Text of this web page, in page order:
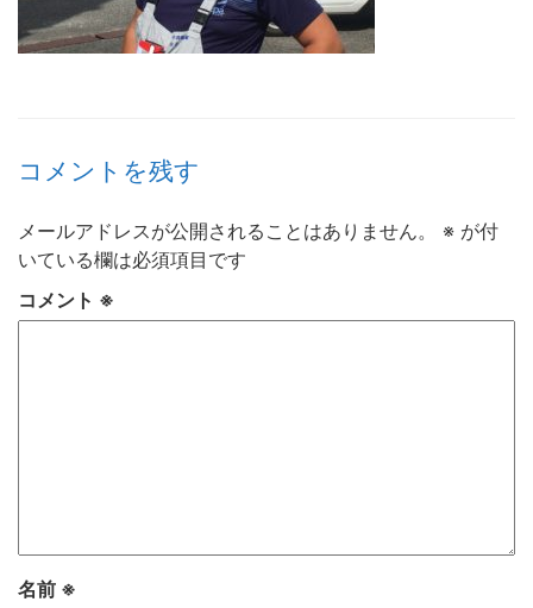
コメントを残す
メールアドレスが公開されることはありません。 ※ が付
いている欄は必須項目です
コメント ※
名前 ※